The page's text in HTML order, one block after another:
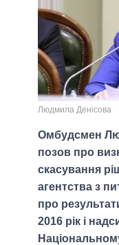
Людмила Денісова
Омбудсмен
позов про
скасування
агентства з
про
2016 рік і